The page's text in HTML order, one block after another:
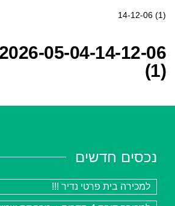
14-12-06 (1)
05-04-14-12-06
(1)
נכסים חדשים
למכירה בית פרטי נדיר !!!